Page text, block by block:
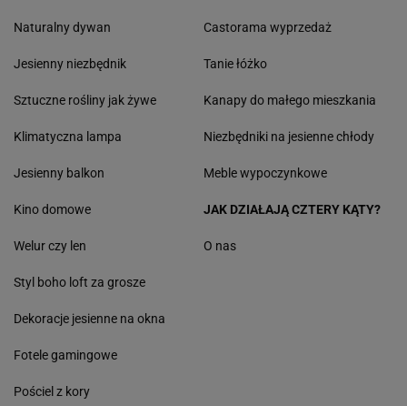
Naturalny dywan
Jesienny niezbędnik
Sztuczne rośliny jak żywe
Klimatyczna lampa
Jesienny balkon
Castorama wyprzedaż
Tanie łóżko
Kanapy do małego mieszkania
Niezbędniki na jesienne chłody
Meble wypoczynkowe
Kino domowe
Welur czy len
Styl boho loft za grosze
Dekoracje jesienne na okna
Fotele gamingowe
Pościel z kory
JAK DZIAŁAJĄ CZTERY KĄTY?
O nas